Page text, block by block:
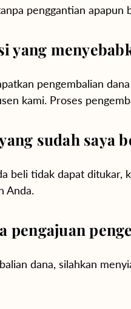
penggantian
yang
pengembalian
kami. Proses
sudah saya
beli tidak dapat ditukar,
Anda.
pengajuan
dana, silahkan